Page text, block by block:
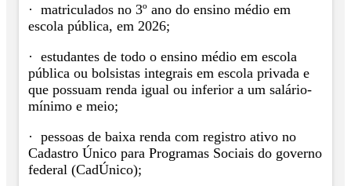
· matriculados no 3º ano do ensino médio em
escola pública, em 2026;
· estudantes de todo o ensino médio em escola
pública ou bolsistas integrais em escola privada e
que possuam renda igual ou inferior a um salário-
mínimo e meio;
· pessoas de baixa renda com registro ativo no
Cadastro Único para Programas Sociais do governo
federal (CadÚnico);